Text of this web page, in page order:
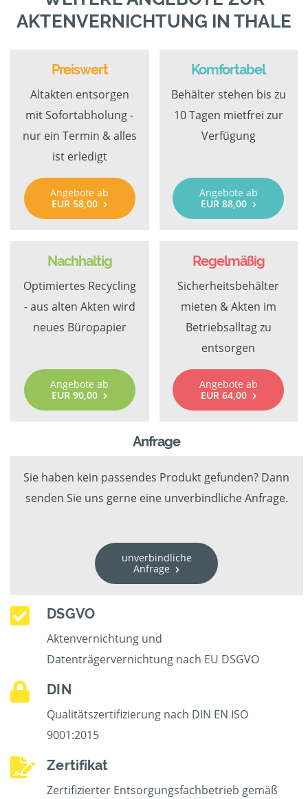
AKTENVERNICHTUNG IN THALE
Preiswert
Altakten entsorgen
mit Sofortabholung -
nur ein Termin & alles
ist erledigt
Angebote ab
EUR 58,00
Komfortabel
Behälter stehen bis zu
10 Tagen mietfrei zur
Verfügung
Angebote ab
EUR 88,00
Nachhaltig
Optimiertes Recycling
- aus alten Akten wird
neues Büropapier
Angebote ab
EUR 90,00
Regelmäßig
Sicherheitsbehälter
mieten & Akten im
Betriebsalltag zu
entsorgen
Angebote ab
EUR 64,00
Anfrage
Sie haben kein passendes Produkt gefunden? Dann
senden Sie uns gerne eine unverbindliche Anfrage.
unverbindliche
Anfrage
DSGVO
Aktenvernichtung und
Datenträgervernichtung nach EU DSGVO
DIN
Qualitätszertifizierung nach DIN EN ISO
9001:2015
Zertifikat
Zertifizierter Entsorgungsfachbetrieb gemäß